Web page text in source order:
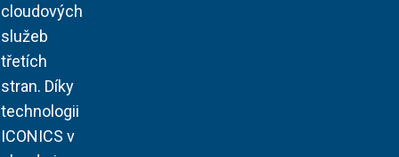
cloudových
služeb
třetích
stran. Díky
technologii
ICONICS v